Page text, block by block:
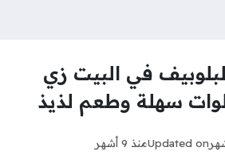
في البيت زي
سهلة وطعم لذيذ
Updated onمنذ 9 أشهر